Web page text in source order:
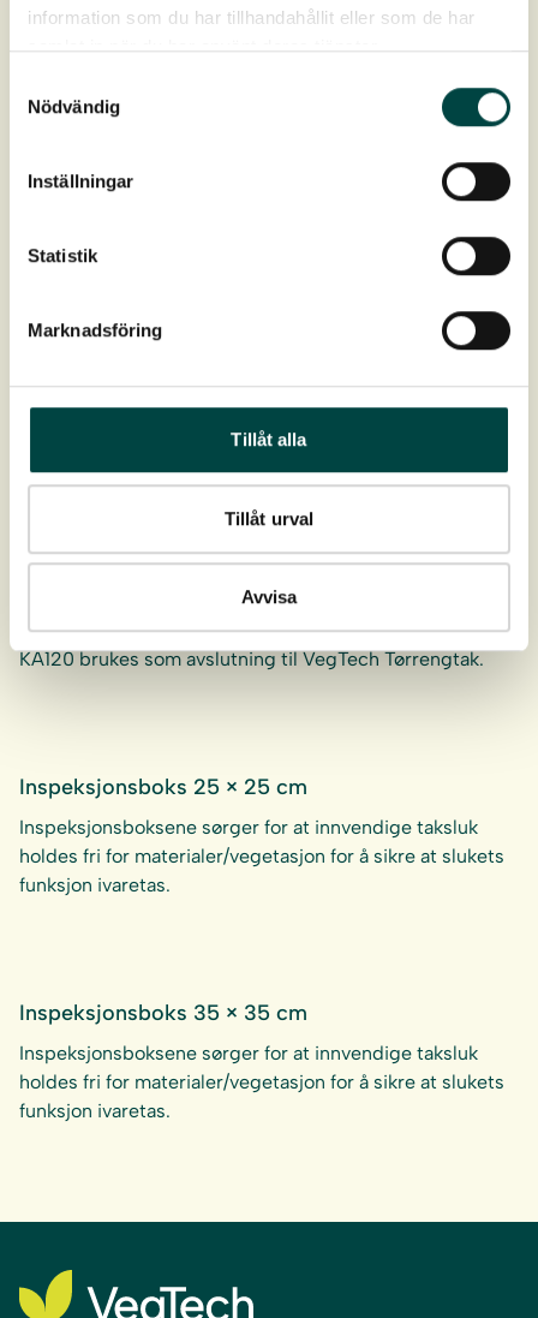
information som du har tillhandahållit eller som de har
samlat in när du har använt deras tjänster.
Nödvändig
Inställningar
Statistik
Marknadsföring
Tillåt alla
Tillåt urval
Avvisa
Kantlist KA50
KA50 svart
NYHET! Kantavslutning brukes som avslutning for
takvegetasjon. Den gir en tydelig avslutning og god
at…
Brukes på VegTech sedumtak som avslutningslist.
KA120 brukes som avslutning til VegTech Tørrengtak.
Inspeksjonsboks 25 × 25 cm
Inspeksjonsboksene sørger for at innvendige taksluk
holdes fri for materialer/vegetasjon for å sikre at slukets
funksjon ivaretas.
Inspeksjonsboks 35 × 35 cm
Inspeksjonsboksene sørger for at innvendige taksluk
holdes fri for materialer/vegetasjon for å sikre at slukets
funksjon ivaretas.